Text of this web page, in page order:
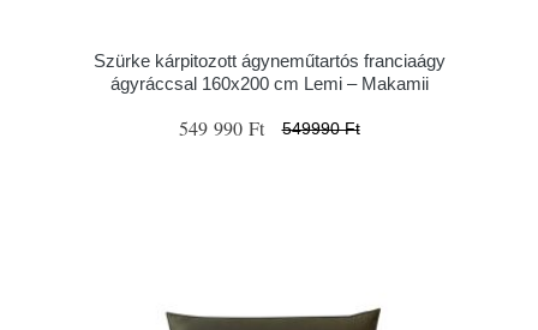
Szürke kárpitozott ágyneműtartós franciaágy
ágyráccsal 160x200 cm Lemi – Makamii
549 990 Ft 549990 Ft